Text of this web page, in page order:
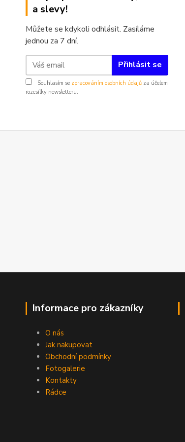
a slevy!
Můžete se kdykoli odhlásit. Zasíláme
jednou za 7 dní.
Přihlásit se
Souhlasím se zpracováním osobních údajů za účelem
rozesílky newsletteru.
Informace pro zákazníky
O nás
Jak nakupovat
Obchodní podmínky
Fotogalerie
Kontakty
Rádce